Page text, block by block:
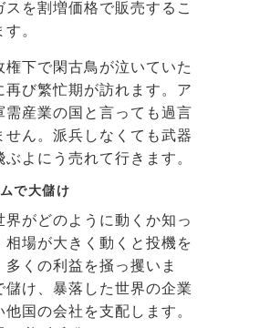
スを割増価格で販売するこ
。
権下で閑古鳥が泣いていた
再び繁忙期が訪れます。ア
需産業の国と言っても過言
せん。派兵しなくても武器
ぶよにう売れて行きます。
で大儲け
界がどのように動くか知っ
相場が大きく動くと投機を
多くの利益を掻っ攫いま
儲け、暴落した世界の企業
他国の会社を支配します。